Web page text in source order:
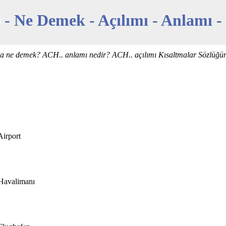
Ne Demek - Açılımı - Anlamı
demek? ACH.. anlamı nedir? ACH.. açılımı Kısaltmalar